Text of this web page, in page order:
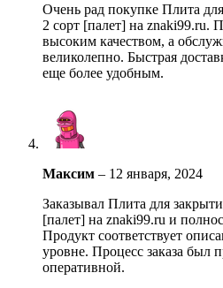
Очень рад покупке Плита
2 сорт [палет] на znaki99.ru.
высоким качеством, а
великолепно. Быстрая
еще более удобным.
Максим – 12 января, 2024
Заказывал Плита для
[палет] на znaki99.ru и
Продукт соответствует
уровне. Процесс заказа был
оперативной.